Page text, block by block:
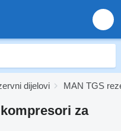
dijelovi MAN TGS
za